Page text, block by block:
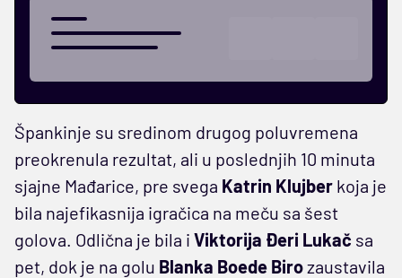
Špankinje su sredinom drugog poluvremena
preokrenula rezultat, ali u poslednjih 10 minuta
sjajne Mađarice, pre svega Katrin Klujber koja je
bila najefikasnija igračica na meču sa šest
golova. Odlična je bila i Viktorija Đeri Lukač sa
pet, dok je na golu Blanka Boede Birozaustavila